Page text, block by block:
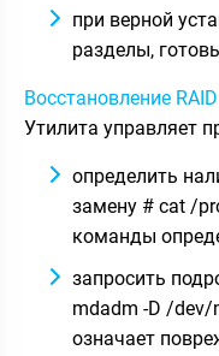
при верной
разделы,
Восстановление RAID
Утилита управляет
определить
замену # cat /
команды
запросить
mdadm -D /dev/
означает